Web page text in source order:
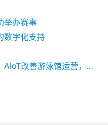
举办赛事
数字化支持
用百家号的风格修改后的标题：AIoT改善游泳馆运营，提高服务质量